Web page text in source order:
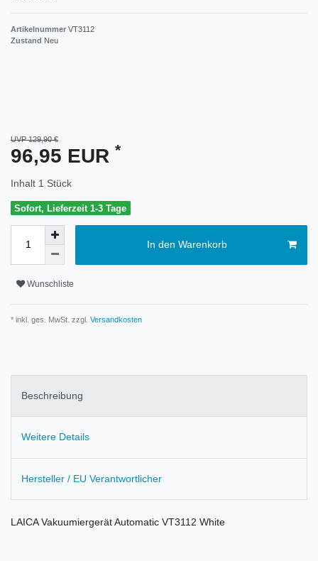
Artikelnummer VT3112
Zustand Neu
UVP 129,90 €
96,95 EUR *
Inhalt 1 Stück
Sofort, Lieferzeit 1-3 Tage
In den Warenkorb
Wunschliste
* inkl. ges. MwSt. zzgl. Versandkosten
Beschreibung
Weitere Details
Hersteller / EU Verantwortlicher
LAICA Vakuumiergerät Automatic VT3112 White